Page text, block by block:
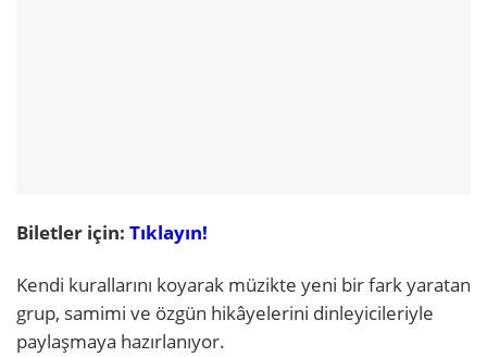
Biletler için: Tıklayın!
Kendi kurallarını koyarak müzikte yeni bir fark yaratan
grup, samimi ve özgün hikâyelerini dinleyicileriyle
paylaşmaya hazırlanıyor.